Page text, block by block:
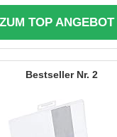
ZUM TOP ANGEBOT
2